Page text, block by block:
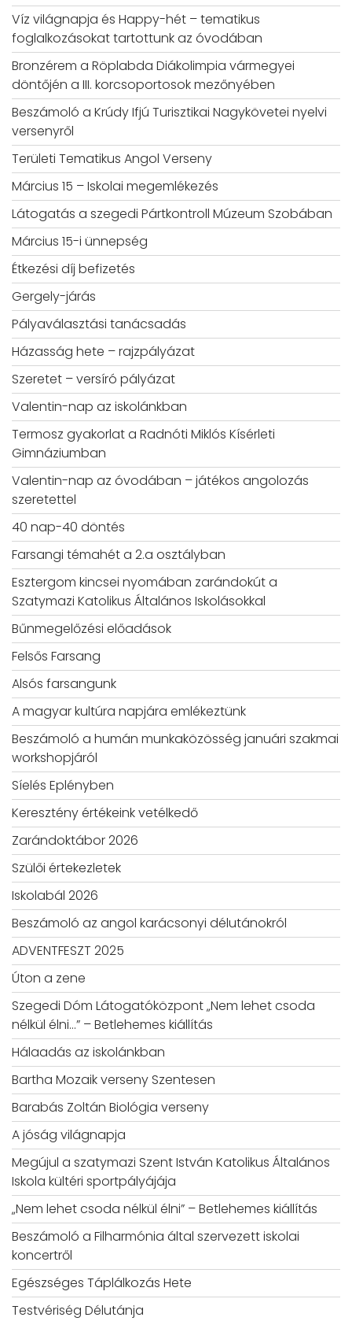
Víz világnapja és Happy-hét – tematikus
foglalkozásokat tartottunk az óvodában
Bronzérem a Röplabda Diákolimpia vármegyei
döntőjén a III. korcsoportosok mezőnyében
Beszámoló a Krúdy Ifjú Turisztikai Nagykövetei nyelvi
versenyről
Területi Tematikus Angol Verseny
Március 15 – Iskolai megemlékezés
Látogatás a szegedi Pártkontroll Múzeum Szobában
Március 15-i ünnepség
Étkezési díj befizetés
Gergely-járás
Pályaválasztási tanácsadás
Házasság hete – rajzpályázat
Szeretet – versíró pályázat
Valentin-nap az iskolánkban
Termosz gyakorlat a Radnóti Miklós Kísérleti
Gimnáziumban
Valentin-nap az óvodában – játékos angolozás
szeretettel
40 nap-40 döntés
Farsangi témahét a 2.a osztályban
Esztergom kincsei nyomában zarándokút a
Szatymazi Katolikus Általános Iskolásokkal
Bűnmegelőzési előadások
Felsős Farsang
Alsós farsangunk
A magyar kultúra napjára emlékeztünk
Beszámoló a humán munkaközösség januári szakmai
workshopjáról
Síelés Eplényben
Keresztény értékeink vetélkedő
Zarándoktábor 2026
Szülői értekezletek
Iskolabál 2026
Beszámoló az angol karácsonyi délutánokról
ADVENTFESZT 2025
Úton a zene
Szegedi Dóm Látogatóközpont „Nem lehet csoda
nélkül élni…” – Betlehemes kiállítás
Hálaadás az iskolánkban
Bartha Mozaik verseny Szentesen
Barabás Zoltán Biológia verseny
A jóság világnapja
Megújul a szatymazi Szent István Katolikus Általános
Iskola kültéri sportpályájája
„Nem lehet csoda nélkül élni” – Betlehemes kiállítás
Beszámoló a Filharmónia által szervezett iskolai
koncertről
Egészséges Táplálkozás Hete
Testvériség Délutánja